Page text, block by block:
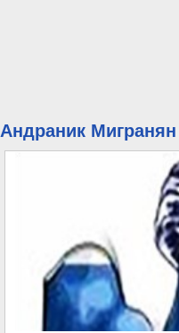
Андраник Мигранян